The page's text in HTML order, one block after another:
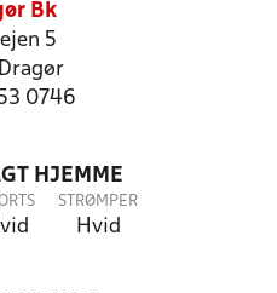
Bk
5
0746
HJEMME
STRØMPER
Hvid